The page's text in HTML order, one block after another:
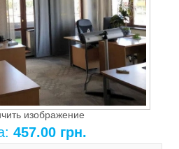
изображение
457.00 грн.